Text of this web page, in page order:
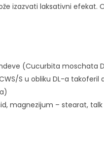
izazvati laksativni efekat.
(Cucurbita moschata
S u obliku DL-a
magnezijum – stearat, talk